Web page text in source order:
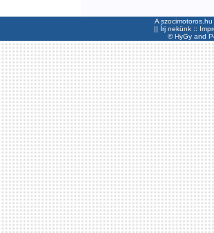
A
|| Írj nekünk ::
©HyGyand